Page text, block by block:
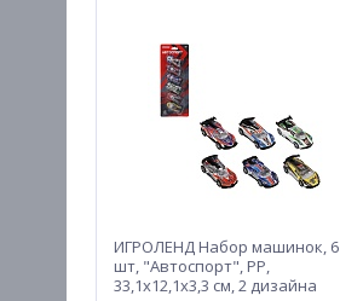
ИГРОЛЕНД Набор машинок, 6
шт, "Автоспорт", PP,
33,1х12,1х3,3 см, 2 дизайна